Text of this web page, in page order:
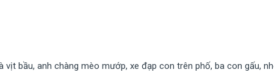
bầu, anh chàng mèo mướp, xe đạp con trên phố, ba con gấu,